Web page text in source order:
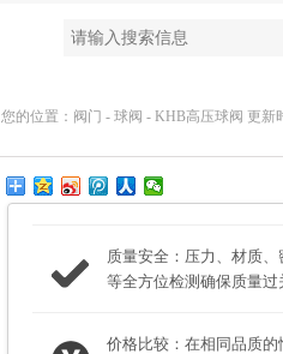
您的位置： 阀门 - 球阀 - KHB高压球阀 更新
质量安全：压力、材质、
等全方位检测确保质量过
价格比较：在相同品质的